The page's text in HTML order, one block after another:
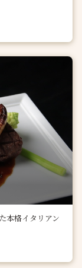
本格イタリアン